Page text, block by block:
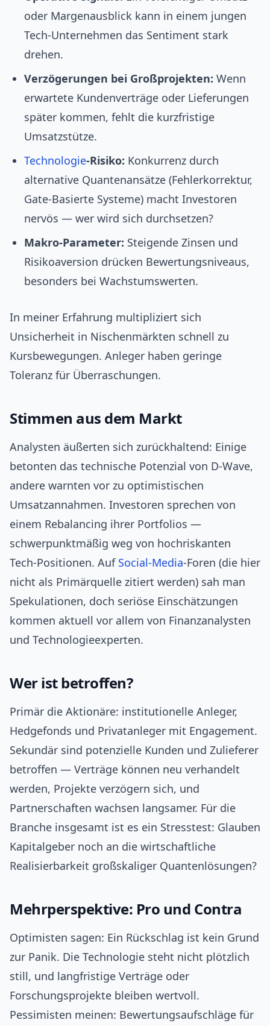
oder Margenausblick kann in einem jungen
Tech-Unternehmen das Sentiment stark
drehen.
Verzögerungen bei Großprojekten: Wenn
erwartete Kundenverträge oder Lieferungen
später kommen, fehlt die kurzfristige
Umsatzstütze.
Technologie‑Risiko: Konkurrenz durch
alternative Quantenansätze (Fehlerkorrektur,
Gate‑Basierte Systeme) macht Investoren
nervös — wer wird sich durchsetzen?
Makro‑Parameter: Steigende Zinsen und
Risikoaversion drücken Bewertungsniveaus,
besonders bei Wachstumswerten.
In meiner Erfahrung multipliziert sich
Unsicherheit in Nischenmärkten schnell zu
Kursbewegungen. Anleger haben geringe
Toleranz für Überraschungen.
Stimmen aus dem Markt
Analysten äußerten sich zurückhaltend: Einige
betonten das technische Potenzial von D‑Wave,
andere warnten vor zu optimistischen
Umsatzannahmen. Investoren sprechen von
einem Rebalancing ihrer Portfolios —
schwerpunktmäßig weg von hochriskanten
Tech-Positionen. Auf Social-Media‑Foren (die hier
nicht als Primärquelle zitiert werden) sah man
Spekulationen, doch seriöse Einschätzungen
kommen aktuell vor allem von Finanzanalysten
und Technologieexperten.
Wer ist betroffen?
Primär die Aktionäre: institutionelle Anleger,
Hedgefonds und Privatanleger mit Engagement.
Sekundär sind potenzielle Kunden und Zulieferer
betroffen — Verträge können neu verhandelt
werden, Projekte verzögern sich, und
Partnerschaften wachsen langsamer. Für die
Branche insgesamt ist es ein Stresstest: Glauben
Kapitalgeber noch an die wirtschaftliche
Realisierbarkeit großskaliger Quantenlösungen?
Mehrperspektive: Pro und Contra
Optimisten sagen: Ein Rückschlag ist kein Grund
zur Panik. Die Technologie steht nicht plötzlich
still, und langfristige Verträge oder
Forschungsprojekte bleiben wertvoll.
Pessimisten meinen: Bewertungsaufschläge für